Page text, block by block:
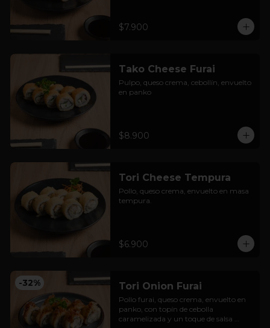
$7.900
Tako Cheese Furai
Pulpo, queso crema, cebollín, envuelto
en panko
$8.900
Tori Cheese Tempura
Pollo, queso crema, envuelto en masa
tempura.
$6.900
-32% Tori Onion Furai
Pollo furai, queso crema, envuelto en
panko, con topín de cebolla
caramelizada y un toque de salsa